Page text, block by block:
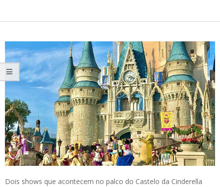
Dois shows que acontecem no palco do Castelo da Cinderella